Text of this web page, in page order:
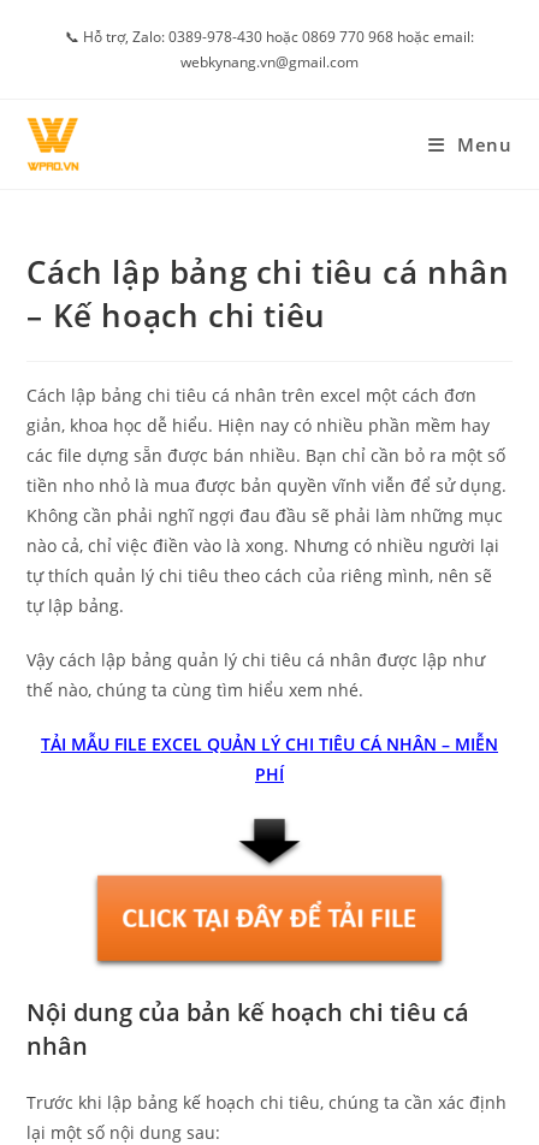
📞 Hỗ trợ, Zalo: 0389-978-430 hoặc 0869 770 968 hoặc email:
webkynang.vn@gmail.com
Menu
Cách lập bảng chi tiêu cá nhân
– Kế hoạch chi tiêu
Cách lập bảng chi tiêu cá nhân trên excel một cách đơn
giản, khoa học dễ hiểu. Hiện nay có nhiều phần mềm hay
các file dựng sẵn được bán nhiều. Bạn chỉ cần bỏ ra một số
tiền nho nhỏ là mua được bản quyền vĩnh viễn để sử dụng.
Không cần phải nghĩ ngợi đau đầu sẽ phải làm những mục
nào cả, chỉ việc điền vào là xong. Nhưng có nhiều người lại
tự thích quản lý chi tiêu theo cách của riêng mình, nên sẽ
tự lập bảng.
Vậy cách lập bảng quản lý chi tiêu cá nhân được lập như
thế nào, chúng ta cùng tìm hiểu xem nhé.
TẢI MẪU FILE EXCEL QUẢN LÝ CHI TIÊU CÁ NHÂN – MIỄN
PHÍ
Nội dung của bản kế hoạch chi tiêu cá
nhân
Trước khi lập bảng kế hoạch chi tiêu, chúng ta cần xác định
lại một số nội dung sau: